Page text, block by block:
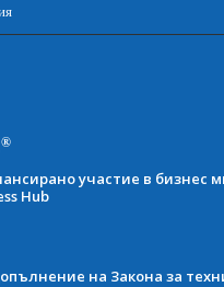
®
участие в бизнес
Hub
на Закона за